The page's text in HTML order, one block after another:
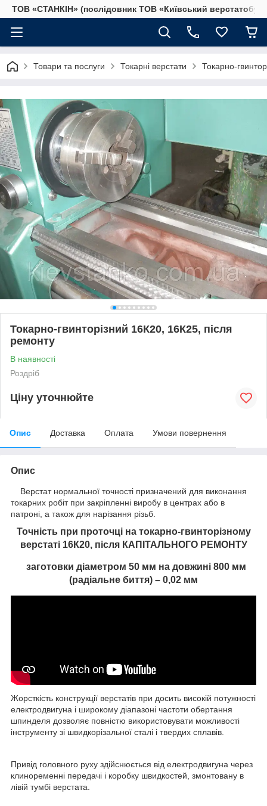
ТОВ «СТАНКІН» (послідовник ТОВ «Київський
Товари та послуги Токарні верстати Токарно-
Токарно-гвинторізний 16К20, 16К25, після
ремонту
В наявності
Роздріб
Ціну уточнюйте
Опис Доставка Оплата Умови повернення
Опис
Верстат нормальної точності призначений для виконання
токарних робіт при закріпленні виробу в центрах або в
патроні, а також для нарізання різьб.
Точність при проточці на токарно-гвинторізному
верстаті 16К20, після КАПІТАЛЬНОГО РЕМОНТУ
заготовки діаметром 50 мм на довжині 800 мм
(радіальне биття) – 0,02 мм
Жорсткість конструкції верстатів при досить високій потужності
електродвигуна і широкому діапазоні частоти обертання
шпинделя дозволяє повністю використовувати можливості
інструменту зі швидкорізальної сталі і твердих сплавів.
Привід головного руху здійснюється від електродвигуна через
клиноременні передачі і коробку швидкостей, змонтовану в
лівій тумбі верстата.